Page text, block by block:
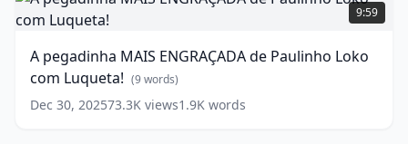
pegadinha
MAIS
de
Paulinho
Loko
com
9:59
A pegadinha MAIS ENGRAÇADA de Paulinho Loko
com Luqueta! (9words)
Dec 30, 202573.3K views1.9K words